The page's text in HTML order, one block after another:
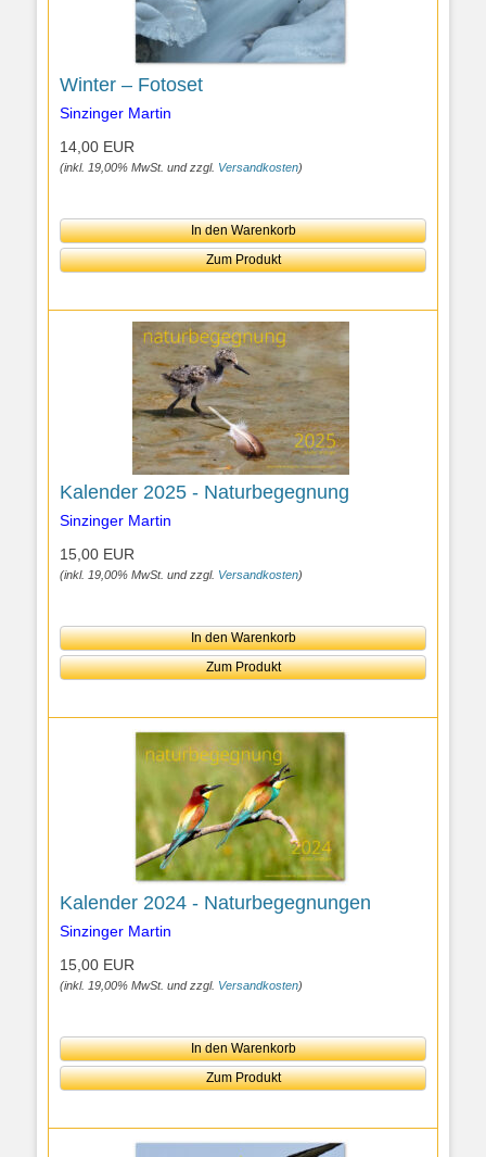
Winter – Fotoset
Sinzinger Martin
14,00 EUR
(inkl. 19,00% MwSt. und zzgl. Versandkosten)
In den Warenkorb
Zum Produkt
Kalender 2025 - Naturbegegnung
Sinzinger Martin
15,00 EUR
(inkl. 19,00% MwSt. und zzgl. Versandkosten)
In den Warenkorb
Zum Produkt
Kalender 2024 - Naturbegegnungen
Sinzinger Martin
15,00 EUR
(inkl. 19,00% MwSt. und zzgl. Versandkosten)
In den Warenkorb
Zum Produkt